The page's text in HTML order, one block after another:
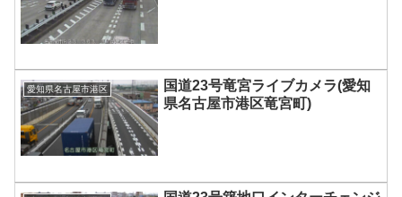
愛知県名古屋市港区
国道23号竜宮ライブカメラ(愛知
県名古屋市港区竜宮町)